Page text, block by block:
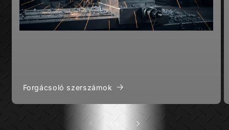
Forgácsoló szerszámok